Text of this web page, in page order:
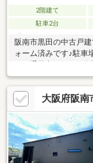
2階建て
駐車2台
阪南市黒田の中古戸
ォーム済みです♪駐車
取中まで徒歩５分で
です♪お問い合わせ
大阪府阪南